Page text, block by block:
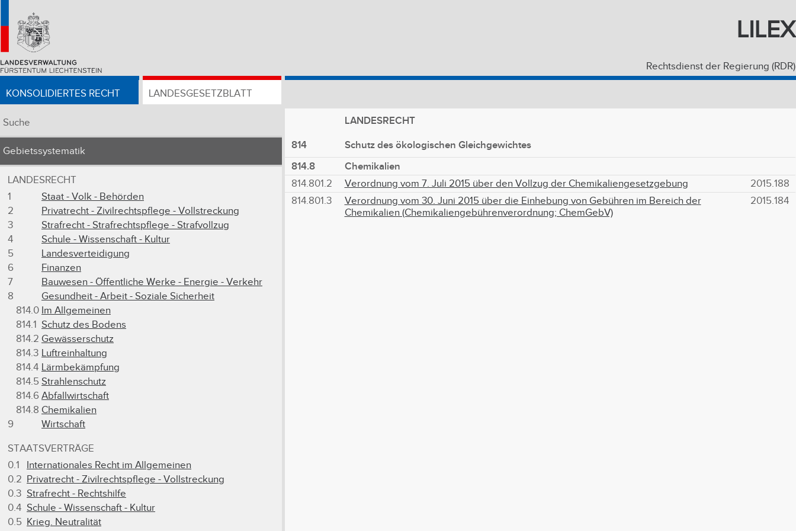
LILEX
Rechtsdienst der Regierung (RDR)
KONSOLIDIERTES RECHT LANDESGESETZBLATT
Suche
Gebietssystematik
LANDESRECHT
1
Staat - Volk - Behörden
2
Privatrecht - Zivilrechtspflege - Vollstreckung
3
Strafrecht - Strafrechtspflege - Strafvollzug
4
Schule - Wissenschaft - Kultur
5
Landesverteidigung
6
Finanzen
7
Bauwesen - Öffentliche Werke - Energie - Verkehr
8
Gesundheit - Arbeit - Soziale Sicherheit
814.0 Im Allgemeinen
814.1 Schutz des Bodens
814.2 Gewässerschutz
814.3 Luftreinhaltung
814.4 Lärmbekämpfung
814.5 Strahlenschutz
814.6 Abfallwirtschaft
814.8 Chemikalien
9
Wirtschaft
STAATSVERTRÄGE
0.1
Internationales Recht im Allgemeinen
0.2 Privatrecht - Zivilrechtspflege - Vollstreckung
0.3 Strafrecht - Rechtshilfe
0.4 Schule - Wissenschaft - Kultur
0.5 Krieg. Neutralität
LANDESRECHT
814
Schutz des ökologischen Gleichgewichtes
814.8
Chemikalien
814.801.2 Verordnung vom 7. Juli 2015 über den Vollzug der Chemikaliengesetzgebung
2015.188
814.801.3
Verordnung vom 30. Juni 2015 über die Einhebung von Gebühren im Bereich der
Chemikalien (Chemikaliengebührenverordnung; ChemGebV)
2015.184